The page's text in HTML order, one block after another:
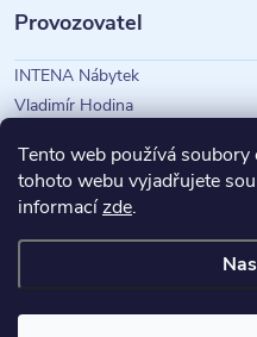
Tento web používá
tohoto webu vyjadřujete
informacízde.
Provozovatel
INTENA Nábytek
Vladimír Hodina
Copyright 2026INTENA